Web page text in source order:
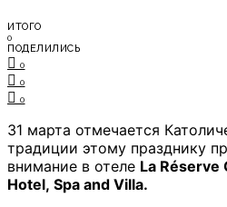
ИТОГО
0
ПОДЕЛИЛИСЬ
0
0
0
31 марта отмечается
традиции этому празднику
внимание в отеле La Réserve
Hotel, Spa and Villa.